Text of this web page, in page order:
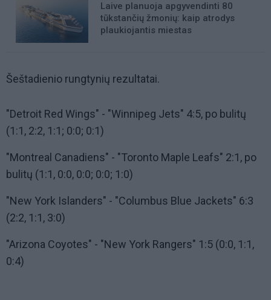
Laive planuoja apgyvendinti 80
tūkstančių žmonių: kaip atrodys
plaukiojantis miestas
Šeštadienio rungtynių rezultatai.
"Detroit Red Wings" - "Winnipeg Jets" 4:5, po bulitų
(1:1, 2:2, 1:1; 0:0; 0:1)
"Montreal Canadiens" - "Toronto Maple Leafs" 2:1, po
bulitų (1:1, 0:0, 0:0; 0:0; 1:0)
"New York Islanders" - "Columbus Blue Jackets" 6:3
(2:2, 1:1, 3:0)
"Arizona Coyotes" - "New York Rangers" 1:5 (0:0, 1:1,
0:4)